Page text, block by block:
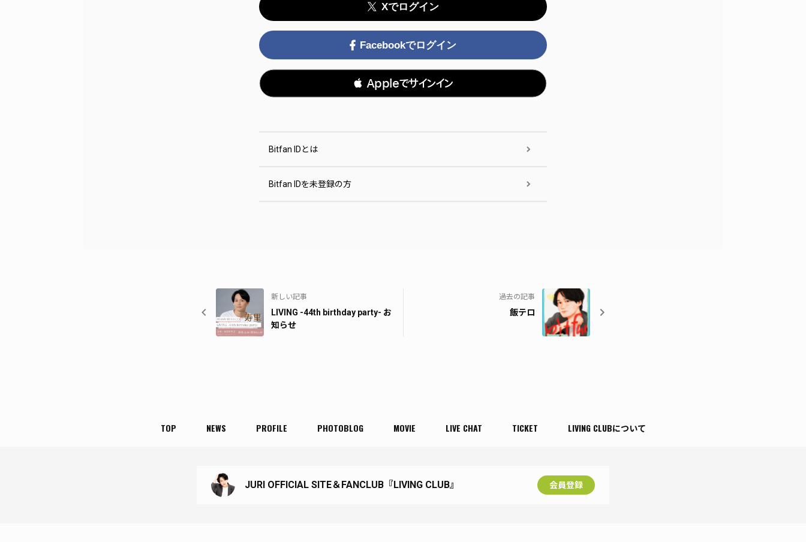
Xでログイン
Facebookでログイン
 Appleでサインイン
Bitfan IDとは
Bitfan IDを未登録の方
新しい記事
LIVING -44th birthday party- お
知らせ
過去の記事
飯テロ
TOP NEWS PROFILE PHOTOBLOG MOVIE LIVE CHAT TICKET LIVING CLUBについて
JURI OFFICIAL SITE＆FANCLUB『LIVING CLUB』 会員登録